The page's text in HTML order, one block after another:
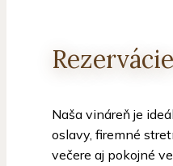
Naša vináreň je
oslavy, firemné
večere aj pokojné